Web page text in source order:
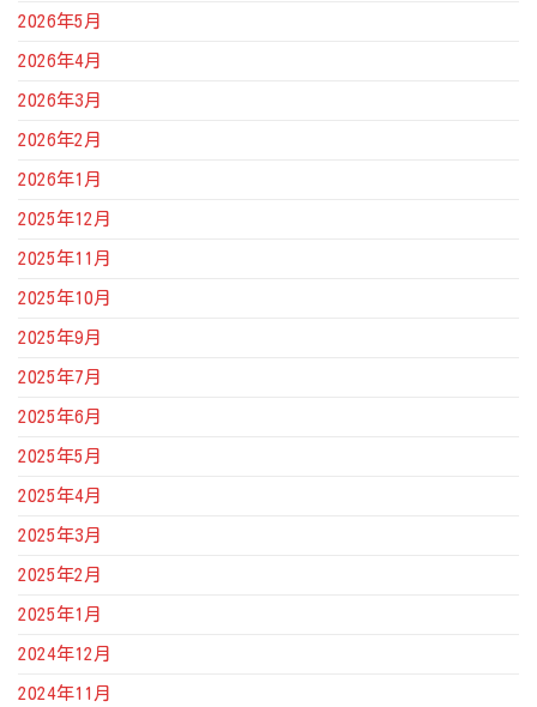
2026年5月
2026年4月
2026年3月
2026年2月
2026年1月
2025年12月
2025年11月
2025年10月
2025年9月
2025年7月
2025年6月
2025年5月
2025年4月
2025年3月
2025年2月
2025年1月
2024年12月
2024年11月